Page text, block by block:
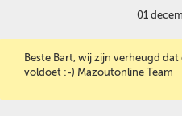
01
Beste Bart, wij zijn verheugd
voldoet :-) Mazoutonline Team